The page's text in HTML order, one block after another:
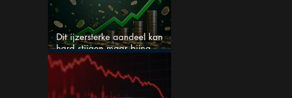
Dit ijzersterke aandeel kan
hard stijgen maar bijna
niemand kijkt